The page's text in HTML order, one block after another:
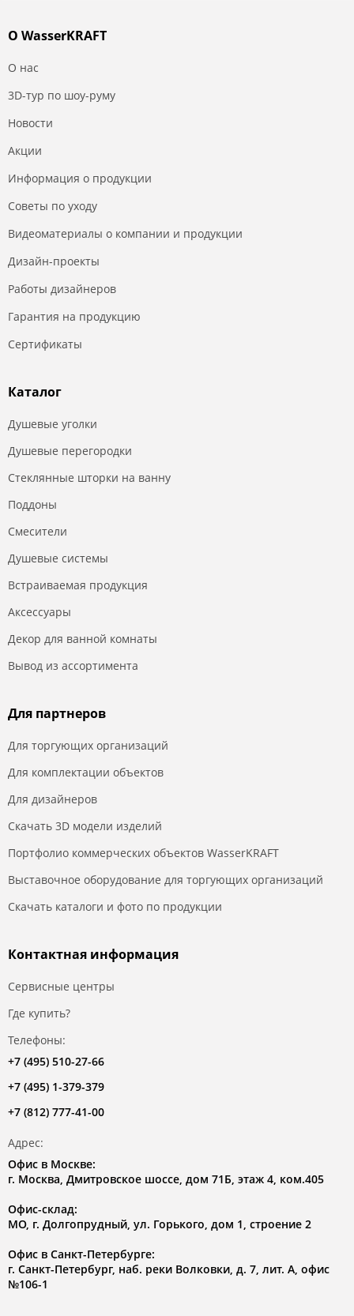
О WasserKRAFT
О нас
3D-тур по шоу-руму
Новости
Акции
Информация о продукции
Советы по уходу
Видеоматериалы о компании и продукции
Дизайн-проекты
Работы дизайнеров
Гарантия на продукцию
Сертификаты
Каталог
Душевые уголки
Душевые перегородки
Стеклянные шторки на ванну
Поддоны
Смесители
Душевые системы
Встраиваемая продукция
Аксессуары
Декор для ванной комнаты
Вывод из ассортимента
Для партнеров
Для торгующих организаций
Для комплектации объектов
Для дизайнеров
Скачать 3D модели изделий
Портфолио коммерческих объектов WasserKRAFT
Выставочное оборудование для торгующих организаций
Скачать каталоги и фото по продукции
Контактная информация
Сервисные центры
Где купить?
Телефоны:
+7 (495) 510-27-66
+7 (495) 1-379-379
+7 (812) 777-41-00
Адрес:
Офис в Москве:
г. Москва, Дмитровское шоссе, дом 71Б, этаж 4, ком.405
Офис-склад:
МО, г. Долгопрудный, ул. Горького, дом 1, строение 2
Офис в Санкт-Петербурге:
г. Санкт-Петербург, наб. реки Волковки, д. 7, лит. А, офис
№106-1